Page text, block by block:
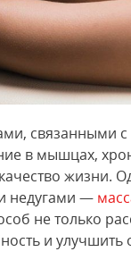
связанными
в мышцах,
жизни.
недугами —
не только
и